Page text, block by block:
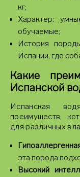
кг;
Характер:
обучаемые;
История
Испании, где
Какие
Испанской
Испанская
преимуществ,
для различных
эта порода
Высокий